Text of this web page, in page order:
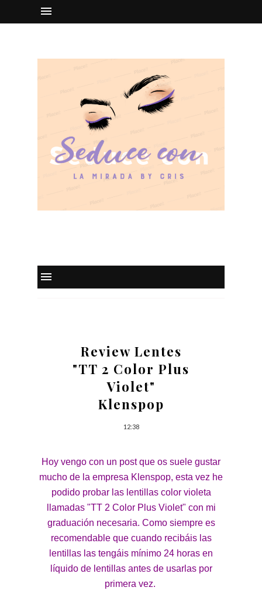
Review Lentes
"TT 2 Color Plus
Violet"
Klenspop
12:38
Hoy vengo con un post que os suele gustar
mucho de la empresa Klenspop, esta vez he
podido probar las lentillas color violeta
llamadas "TT 2 Color Plus Violet" con mi
graduación necesaria. Como siempre es
recomendable que cuando recibáis las
lentillas las tengáis mínimo 24 horas en
líquido de lentillas antes de usarlas por
primera vez.